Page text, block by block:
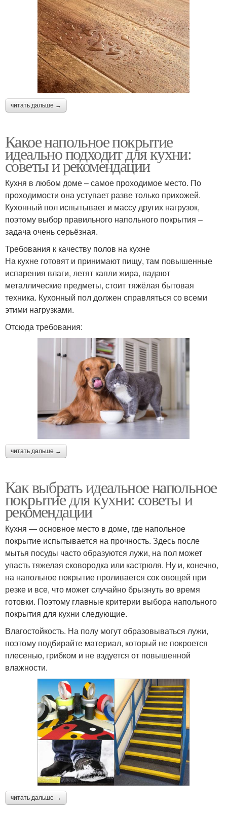
читать дальше →
Какое напольное покрытие
идеально подходит для кухни:
советы и рекомендации
Кухня в любом доме – самое проходимое место. По
проходимости она уступает разве только прихожей.
Кухонный пол испытывает и массу других нагрузок,
поэтому выбор правильного напольного покрытия –
задача очень серьёзная.
Требования к качеству полов на кухне
На кухне готовят и принимают пищу, там повышенные
испарения влаги, летят капли жира, падают
металлические предметы, стоит тяжёлая бытовая
техника. Кухонный пол должен справляться со всеми
этими нагрузками.
Отсюда требования:
читать дальше →
Как выбрать идеальное напольное
покрытие для кухни: советы и
рекомендации
Кухня — основное место в доме, где напольное
покрытие испытывается на прочность. Здесь после
мытья посуды часто образуются лужи, на пол может
упасть тяжелая сковородка или кастрюля. Ну и, конечно,
на напольное покрытие проливается сок овощей при
резке и все, что может случайно брызнуть во время
готовки. Поэтому главные критерии выбора напольного
покрытия для кухни следующие.
Влагостойкость. На полу могут образовываться лужи,
поэтому подбирайте материал, который не покроется
плесенью, грибком и не вздуется от повышенной
влажности.
читать дальше →